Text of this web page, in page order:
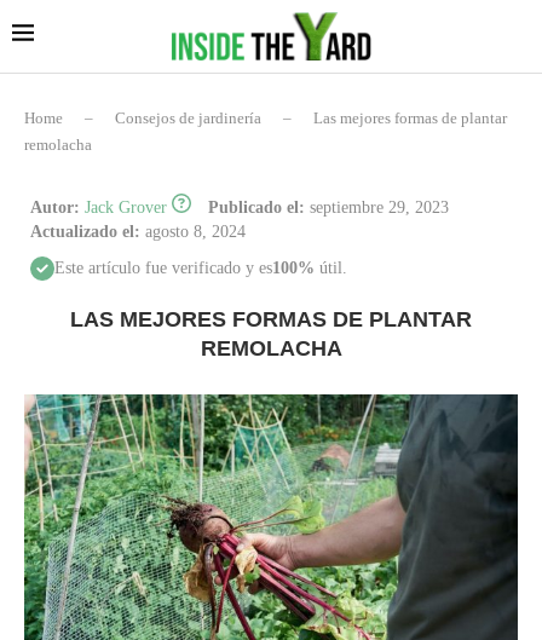
Home – Consejos de jardinería –
Las mejores formas de plantar
remolacha
Autor: Jack Grover Publicado el: septiembre 29, 2023
Actualizado el: agosto 8, 2024
Este artículo fue verificado y es100% útil.
LAS MEJORES FORMAS DE PLANTAR
REMOLACHA